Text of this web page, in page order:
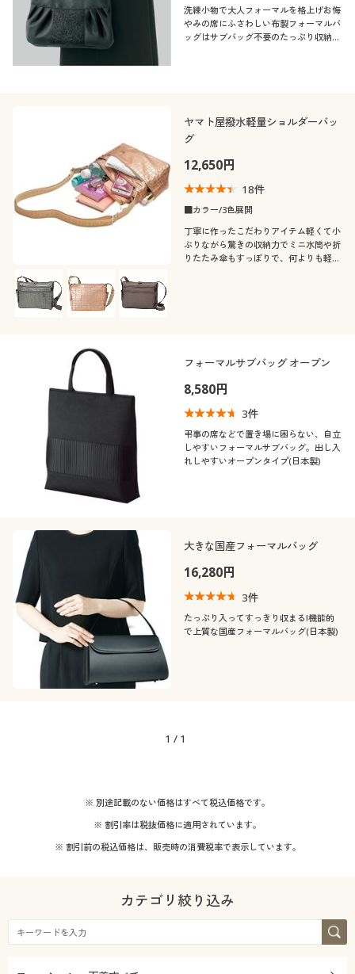
閲覧履歴
ご利用ガイド
よくある質問とお問い合わせ
シーン
フォーマル
50代
夏
春 冬
解除する
閉じる
洗練小物で大人フォーマルを格上げお悔
やみの席にふさわしい布製フォーマルバ
ッグはサブバッグ不要のたっぷり収納サ
ヤマト屋撥水軽量ショルダーバッ
グ
12,650円
18件
■カラー/3色展開
丁寧に作ったこだわりアイテム軽くて小
ぶりながら驚きの収納力でミニ水筒や折
りたたみ傘もすっぽりで、何よりも軽
フォーマルサブバッグ オープン
8,580円
3件
弔事の席などで置き場に困らない、自立
しやすいフォーマルサブバッグ。出し入
れしやすいオープンタイプ(日本製)
大きな国産フォーマルバッグ
16,280円
3件
たっぷり入ってすっきり収まる!機能的
で上質な国産フォーマルバッグ(日本製)
1 / 1
※ 別途記載のない価格はすべて税込価格です。
※ 割引率は税抜価格に適用されています。
※ 割引前の税込価格は、販売時の消費税率で表示しています。
カテゴリ絞り込み